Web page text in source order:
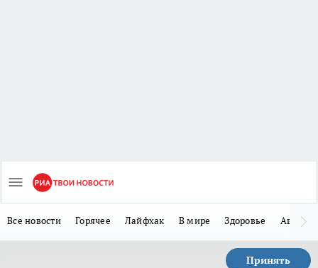
Все новости Горячее Лайфхак В мире Здоровье Авто
Принять